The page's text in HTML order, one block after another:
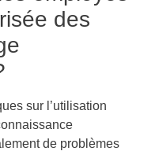
des
sur l’utilisation
de problèmes